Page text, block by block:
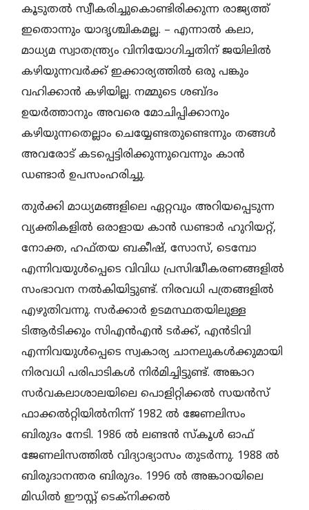
കൂടുതൽ സ്വീകരിച്ചുകൊണ്ടിരിക്കുന്ന രാജ്യത്ത്
ഇതൊന്നും യാദൃശ്ചികമല്ല. – എന്നാൽ കലാ,
മാധ്യമ സ്വാതന്ത്ര്യം വിനിയോഗിച്ചതിന് ജയിലിൽ
കഴിയുന്നവർക്ക് ഇക്കാര്യത്തിൽ ഒരു പങ്കും
വഹിക്കാൻ കഴിയില്ല. നമ്മുടെ ശബ്ദം
ഉയർത്താനും അവരെ മോചിപ്പിക്കാനും
കഴിയുന്നതെല്ലാം ചെയ്യേണ്ടതുണ്ടെന്നും തങ്ങൾ
അവരോട് കടപ്പെട്ടിരിക്കുന്നുവെന്നും കാൻ
ഡണ്ടാർ ഉപസംഹരിച്ചു.
തുർക്കി മാധ്യമങ്ങളിലെ ഏറ്റവും അറിയപ്പെടുന്ന
വ്യക്തികളിൽ ഒരാളായ കാൻ ഡണ്ടാർ ഹുറിയറ്റ്,
നോക്ത, ഹഫ്തയ ബകീഷ്, സോസ്, ടെമ്പോ
എന്നിവയുൾപ്പെടെ വിവിധ പ്രസിദ്ധീകരണങ്ങളിൽ
സംഭാവന നൽകിയിട്ടുണ്ട്. നിരവധി പത്രങ്ങളിൽ
എഴുതിവന്നു. സർക്കാർ ഉടമസ്ഥതയിലുള്ള
ടിആർടിക്കും സിഎൻഎൻ ടർക്ക്, എൻടിവി
എന്നിവയുൾപ്പെടെ സ്വകാര്യ ചാനലുകൾക്കുമായി
നിരവധി പരിപാടികൾ നിർമിച്ചിട്ടുണ്ട്. അങ്കാറ
സർവകലാശാലയിലെ പൊളിറ്റിക്കൽ സയൻസ്
ഫാക്കൽറ്റിയിൽനിന്ന്‌ 1982 ൽ ജേണലിസം
ബിരുദം നേടി. 1986 ൽ ലണ്ടൻ സ്കൂൾ ഓഫ്
ജേണലിസത്തിൽ വിദ്യാഭ്യാസം തുടർന്നു. 1988 ൽ
ബിരുദാനന്തര ബിരുദം. 1996 ൽ അങ്കാറയിലെ
മിഡിൽ ഈസ്റ്റ് ടെക്നിക്കൽ